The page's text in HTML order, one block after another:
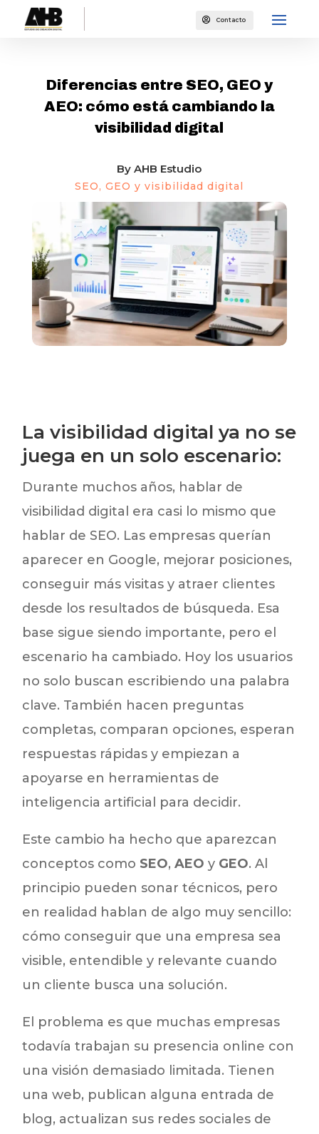
 Contacto
Diferencias entre SEO, GEO y
AEO: cómo está cambiando la
visibilidad digital
ByAHB Estudio
SEO, GEO y visibilidad digital
La visibilidad digital ya no se
juega en un solo escenario:
Durante muchos años, hablar de
visibilidad digital era casi lo mismo que
hablar de SEO. Las empresas querían
aparecer en Google, mejorar posiciones,
conseguir más visitas y atraer clientes
desde los resultados de búsqueda. Esa
base sigue siendo importante, pero el
escenario ha cambiado. Hoy los usuarios
no solo buscan escribiendo una palabra
clave. También hacen preguntas
completas, comparan opciones, esperan
respuestas rápidas y empiezan a
apoyarse en herramientas de
inteligencia artificial para decidir.
Este cambio ha hecho que aparezcan
conceptos como SEO,AEO y GEO. Al
principio pueden sonar técnicos, pero
en realidad hablan de algo muy sencillo:
cómo conseguir que una empresa sea
visible, entendible y relevante cuando
un cliente busca una solución.
El problema es que muchas empresas
todavía trabajan su presencia online con
una visión demasiado limitada. Tienen
una web, publican alguna entrada de
blog, actualizan sus redes sociales de